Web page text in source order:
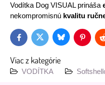
Vodítka Dog VISUAL prináša
nekompromisnú kvalitu
FacebookTwitter Bluesky
Viac z kategórie
VODÍTKA